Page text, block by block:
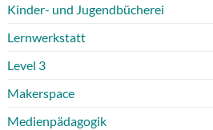
Kinder- und Jugendbücherei
Lernwerkstatt
Level 3
Makerspace
Medienpädagogik